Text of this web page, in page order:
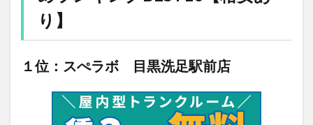
り】
１位：スぺラボ 目黒洗足駅前店